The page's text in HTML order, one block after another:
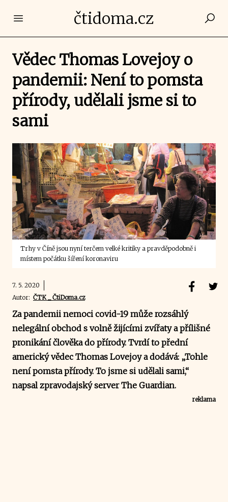
Open main menučtidoma.cz
Vědec Thomas Lovejoy o
pandemii: Není to pomsta
přírody, udělali jsme si to
sami
Trhy v Číně jsou nyní terčem velké kritiky a pravděpodobně i
místem počátku šíření koronaviru
7. 5. 2020
Autor: ČTK _ ČtiDoma.cz
Za pandemii nemoci covid-19 může rozsáhlý
nelegální obchod s volně žijícími zvířaty a přílišné
pronikání člověka do přírody. Tvrdí to přední
americký vědec Thomas Lovejoy a dodává: „Tohle
není pomsta přírody. To jsme si udělali sami,“
napsal zpravodajský server The Guardian.
reklama